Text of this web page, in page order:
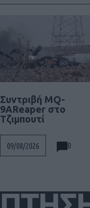
Συντριβή MQ-
9AReaper στο
Τζιμπουτί
09/08/2026 0